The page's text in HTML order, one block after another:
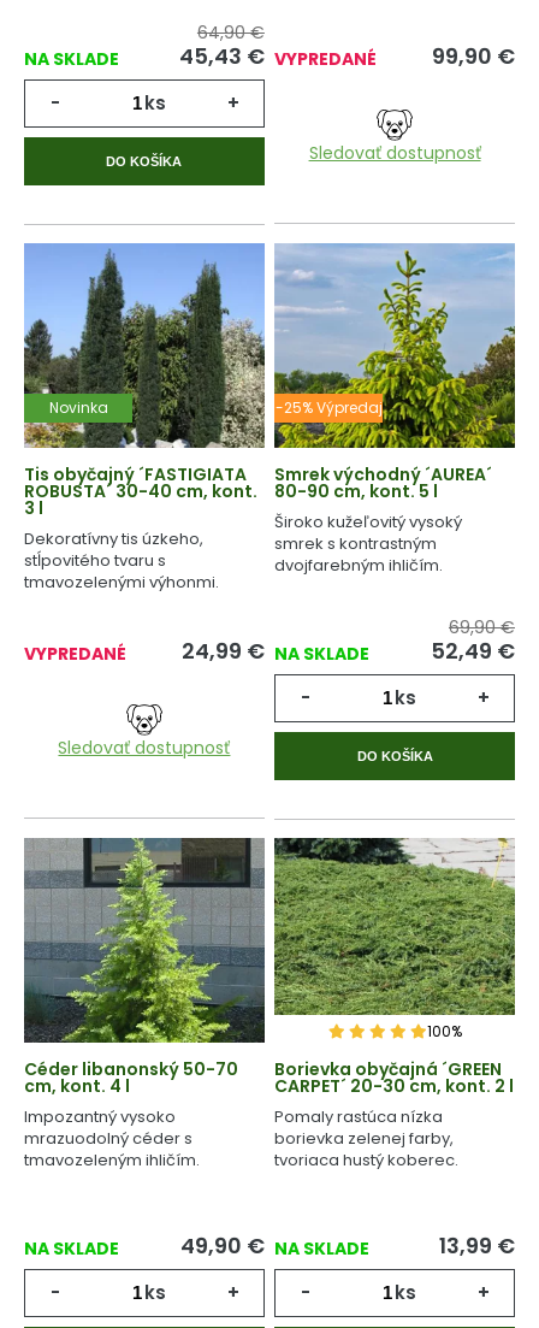
NA SKLADE
64,90 €
45,43 €
- ks +
DO KOŠÍKA
VYPREDANÉ 99,90 €
Sledovať dostupnosť
Novinka
Tis obyčajný ´FASTIGIATA
ROBUSTA´ 30-40 cm, kont.
3 l
Dekoratívny tis úzkeho,
stĺpovitého tvaru s
tmavozelenými výhonmi.
VYPREDANÉ 24,99 €
Sledovať dostupnosť
-25% Výpredaj
Smrek východný ´AUREA´
80-90 cm, kont. 5 l
Široko kužeľovitý vysoký
smrek s kontrastným
dvojfarebným ihličím.
NA SKLADE
69,90 €
52,49 €
- ks +
DO KOŠÍKA
Céder libanonský 50-70
cm, kont. 4 l
Impozantný vysoko
mrazuodolný céder s
tmavozeleným ihličím.
NA SKLADE 49,90 €
- ks +
100%
Borievka obyčajná ´GREEN
CARPET´ 20-30 cm, kont. 2 l
Pomaly rastúca nízka
borievka zelenej farby,
tvoriaca hustý koberec.
NA SKLADE 13,99 €
- ks +